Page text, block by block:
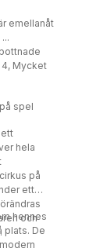
emellanåt
4, Mycket
spel
hela
på
ett
och
hennes
plats. De